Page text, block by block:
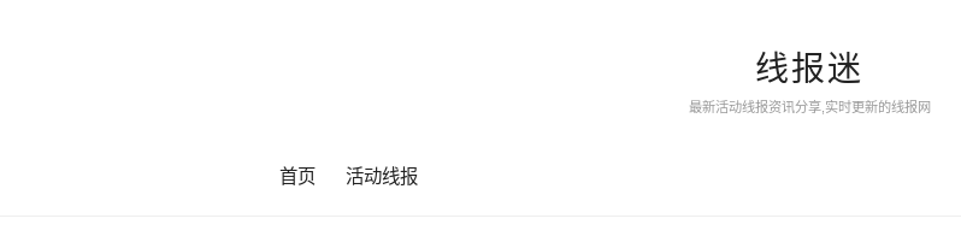
线报迷
最新活动线报资讯分享,实时更新的线报网
首页 活动线报